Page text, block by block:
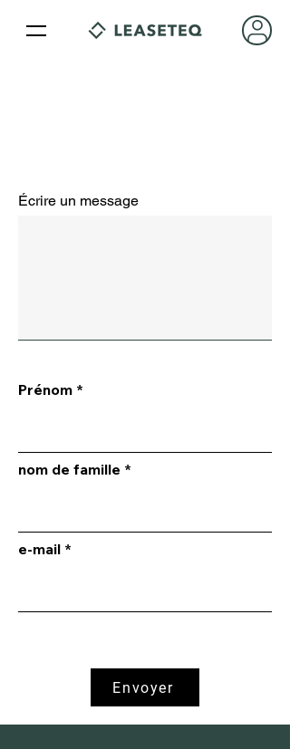
Écrire un message
Prénom
nom de famille
e-mail
Envoyer